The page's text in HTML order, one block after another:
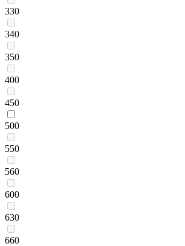
330
340
350
400
450
500
550
560
600
630
660